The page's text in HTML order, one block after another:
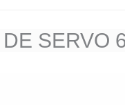
SERVO